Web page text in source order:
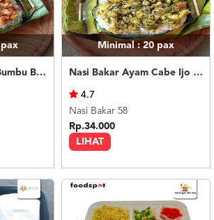
pax
Nasi Bakar Ayam Bumbu Bali + Kerupuk
Minimal : 20pax
Nasi Bakar Ayam Cabe Ijo + Kerupuk
LIHAT
4.7
Nasi Bakar 58
Rp.34.000